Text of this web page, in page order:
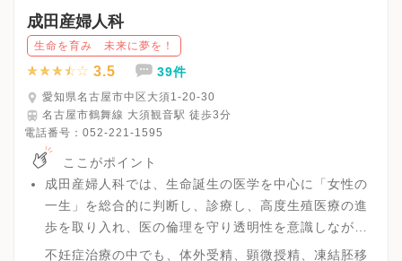
成田産婦人科
生命を育み 未来に夢を！
3.5 39件
愛知県名古屋市中区大須1-20-30
名古屋市鶴舞線 大須観音駅 徒歩3分
電話番号： 052-221-1595
ここがポイント
成田産婦人科では、生命誕生の医学を中心に「女性の
一生」を総合的に判断し、診療し、高度生殖医療の進
歩を取り入れ、医の倫理を守り透明性を意識しながら
情報を開示することに努めています。
不妊症治療の中でも、体外受精、顕微授精、凍結胚移